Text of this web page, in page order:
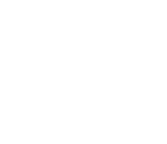
моряков в море.
Контакты,